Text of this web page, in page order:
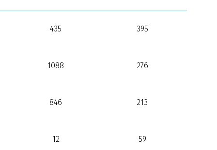
435 395
1088 276
846 213
12 59